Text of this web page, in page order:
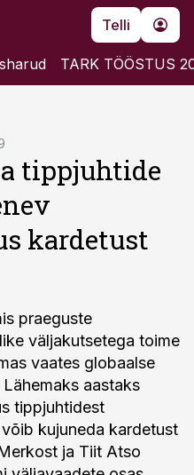
Telli
TARK TÖÖSTUS
tippjuhtide
kardetust
praeguste
väljakutsetega toime
vaates globaalse
aastaks
tippjuhtidest
kujuneda kardetust
ja Tiit Atso